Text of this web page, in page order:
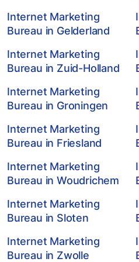
Internet Marketing
Bureau in Gelderland
Internet Marketing
Bureau in Zuid-Holland
Internet Marketing
Bureau in Groningen
Internet Marketing
Bureau in Friesland
Internet Marketing
Bureau in Woudrichem
Internet Marketing
Bureau in Sloten
Internet Marketing
Bureau in Zwolle